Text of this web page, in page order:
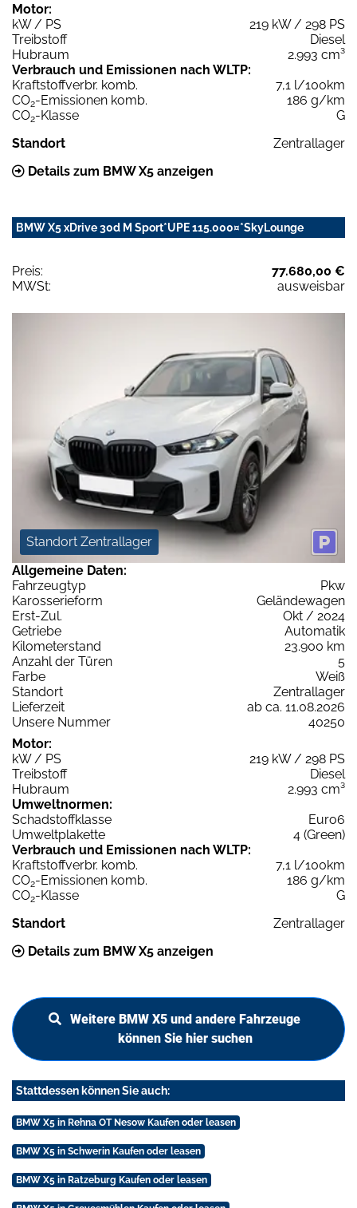
Motor:
kW / PS
219 kW / 298 PS
Treibstoff
Diesel
Hubraum
2.993 cm³
Verbrauch und Emissionen nach WLTP:
Kraftstoffverbr. komb.
7,1 l/100km
CO2-Emissionen komb.
186 g/km
CO2-Klasse
G
Standort
Zentrallager
Details zum BMW X5 anzeigen
BMW X5 xDrive 30d M Sport*UPE 115.000¤*SkyLounge
Preis:
77.680,00 €
MWSt:
ausweisbar
Standort Zentrallager
Allgemeine Daten:
Fahrzeugtyp
Pkw
Karosserieform
Geländewagen
Erst-Zul.
Okt / 2024
Getriebe
Automatik
Kilometerstand
23.900 km
Anzahl der Türen
5
Farbe
Weiß
Standort
Zentrallager
Lieferzeit
ab ca. 11.08.2026
Unsere Nummer
40250
Motor:
kW / PS
219 kW / 298 PS
Treibstoff
Diesel
Hubraum
2.993 cm³
Umweltnormen:
Schadstoffklasse
Euro6
Umweltplakette
4 (Green)
Verbrauch und Emissionen nach WLTP:
Kraftstoffverbr. komb.
7,1 l/100km
CO2-Emissionen komb.
186 g/km
CO2-Klasse
G
Standort
Zentrallager
Details zum BMW X5 anzeigen
Weitere BMW X5 und andere Fahrzeuge
können Sie hier suchen
Stattdessen können Sie auch:
BMW X5 in Rehna OT Nesow Kaufen oder leasen
BMW X5 in Schwerin Kaufen oder leasen
BMW X5 in Ratzeburg Kaufen oder leasen